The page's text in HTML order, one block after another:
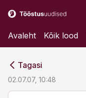
Avaleht Kõik lood
Tagasi
02.07.07, 10:48